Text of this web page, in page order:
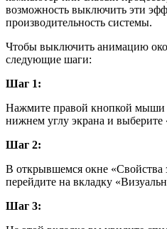
возможность выключить эти
производительность системы.
Чтобы выключить анимацию
следующие шаги:
Шаг 1:
Нажмите правой кнопкой мыши
нижнем углу экрана и выберите
Шаг 2:
В открывшемся окне «Свойства
перейдите на вкладку
Шаг 3: